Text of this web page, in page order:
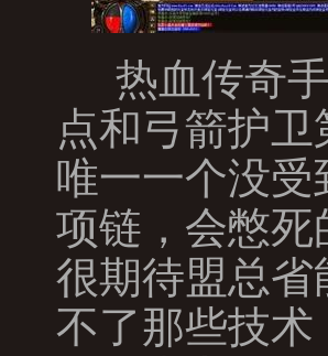
热血传奇
点和弓箭护
唯一一个没
项链，会憋
很期待盟总
不了那些技